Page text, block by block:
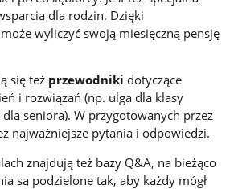
dla rodzin. Dzięki
wyliczyć swoją miesięczną pensję
się też przewodniki dotyczące
i rozwiązań (np. ulga dla klasy
dla seniora). W przygotowanych przez
najważniejsze pytania i odpowiedzi.
znajdują też bazy Q&A, na bieżąco
są podzielone tak, aby każdy mógł